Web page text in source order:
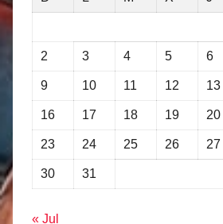
2 3 4 5 6
9 10 11 12 13
16 17 18 19 20
23 24 25 26 27
30 31
« Jul